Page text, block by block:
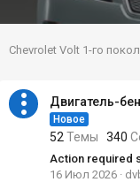
Chevrolet Volt 1-го
Двигатель-
Новое
52 Темы 340
Action required
16 Июл 2026